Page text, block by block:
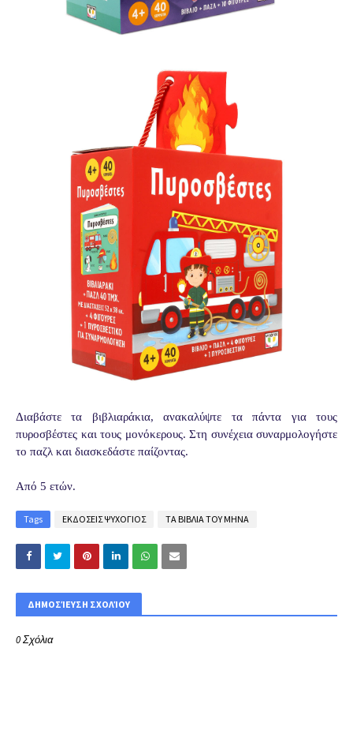
Διαβάστε τα βιβλιαράκια, ανακαλύψτε τα πάντα για τους
πυροσβέστες και τους μονόκερους. Στη συνέχεια συναρμολογήστε
το παζλ και διασκεδάστε παίζοντας.
Από 5 ετών.
Tags ΕΚΔΟΣΕΙΣ ΨΥΧΟΓΙΟΣ ΤΑ ΒΙΒΛΙΑ ΤΟΥ ΜΗΝΑ
ΔΗΜΟΣΊΕΥΣΗ ΣΧΟΛΊΟΥ
0 Σχόλια